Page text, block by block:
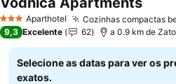
3 EstrelasAparthotel Cozinhas compactas
Ver
9,3 Excelente 62 a 0.9 km de
Selecione as datas para ver os
exatos.